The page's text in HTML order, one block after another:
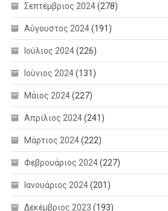
Σεπτέμβριος 2024(278)
Αύγουστος 2024(191)
Ιούλιος 2024(226)
Ιούνιος 2024(131)
Μάιος 2024(227)
Απρίλιος 2024(241)
Μάρτιος 2024(222)
Φεβρουάριος 2024(227)
Ιανουάριος 2024(201)
Δεκέμβριος 2023 (193)